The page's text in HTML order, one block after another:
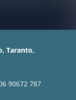
Taranto,
90672 787